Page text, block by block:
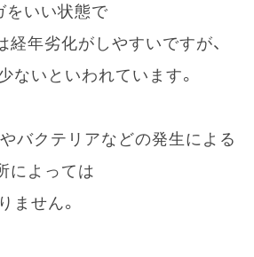
をいい状態で
年劣化がしやすいですが、
ないといわれています。
バクテリアなどの発生による
によっては
ません。